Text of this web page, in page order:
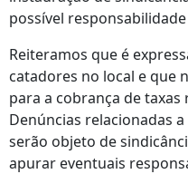
possível
Reiteramos que é
catadores no local e que
para a cobrança de
Denúncias relacionadas
serão objeto de
apurar eventuais